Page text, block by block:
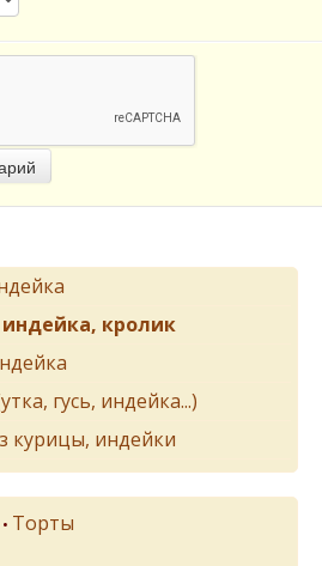
кролик
гусь, индейка...)
курицы, индейки
• Торты